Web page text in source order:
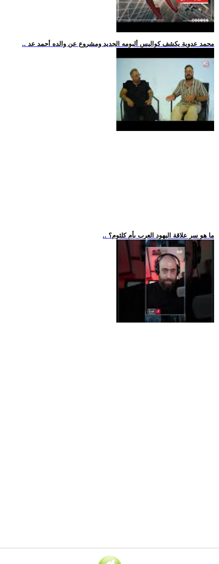
.. محمد عدوية يكشف كواليس ألبومه الجديد ومشروع عن والده أحمد عد
.. ما هو سر علاقة اليهود العرب بأم كلثوم؟